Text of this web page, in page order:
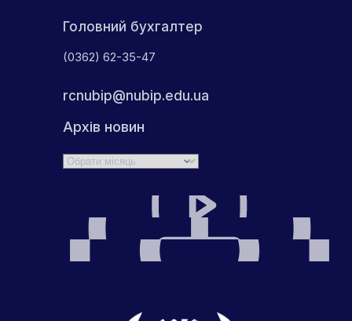
Головний бухгалтер
(0362) 62-35-47
rcnubip@nubip.edu.ua
Архів новин
Архіви